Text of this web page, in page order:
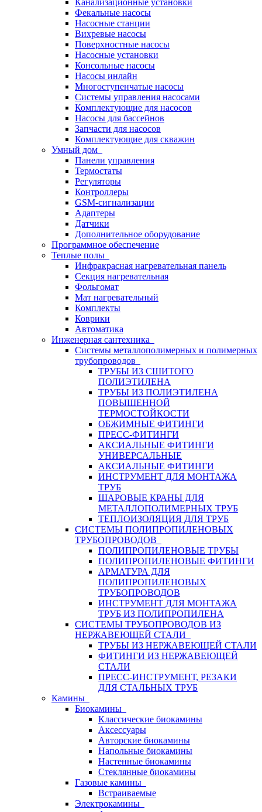
Канализационные установки
Фекальные насосы
Насосные станции
Вихревые насосы
Поверхностные насосы
Насосные установки
Консольные насосы
Насосы инлайн
Многоступенчатые насосы
Системы управления насосами
Комплектующие для насосов
Насосы для бассейнов
Запчасти для насосов
Комплектующие для скважин
Умный дом
Панели управления
Термостаты
Регуляторы
Контроллеры
GSM-сигнализации
Адаптеры
Датчики
Дополнительное оборудование
Программное обеспечение
Теплые полы
Инфракрасная нагревательная панель
Секция нагревательная
Фольгомат
Мат нагревательный
Комплекты
Коврики
Автоматика
Инженерная сантехника
Системы металлополимерных и полимерных
трубопроводов
ТРУБЫ ИЗ СШИТОГО
ПОЛИЭТИЛЕНА
ТРУБЫ ИЗ ПОЛИЭТИЛЕНА
ПОВЫШЕННОЙ
ТЕРМОСТОЙКОСТИ
ОБЖИМНЫЕ ФИТИНГИ
ПРЕСС-ФИТИНГИ
АКСИАЛЬНЫЕ ФИТИНГИ
УНИВЕРСАЛЬНЫЕ
АКСИАЛЬНЫЕ ФИТИНГИ
ИНСТРУМЕНТ ДЛЯ МОНТАЖА
ТРУБ
ШАРОВЫЕ КРАНЫ ДЛЯ
МЕТАЛЛОПОЛИМЕРНЫХ ТРУБ
ТЕПЛОИЗОЛЯЦИЯ ДЛЯ ТРУБ
СИСТЕМЫ ПОЛИПРОПИЛЕНОВЫХ
ТРУБОПРОВОДОВ
ПОЛИПРОПИЛЕНОВЫЕ ТРУБЫ
ПОЛИПРОПИЛЕНОВЫЕ ФИТИНГИ
АРМАТУРА ДЛЯ
ПОЛИПРОПИЛЕНОВЫХ
ТРУБОПРОВОДОВ
ИНСТРУМЕНТ ДЛЯ МОНТАЖА
ТРУБ ИЗ ПОЛИПРОПИЛЕНА
СИСТЕМЫ ТРУБОПРОВОДОВ ИЗ
НЕРЖАВЕЮЩЕЙ СТАЛИ
ТРУБЫ ИЗ НЕРЖАВЕЮЩЕЙ СТАЛИ
ФИТИНГИ ИЗ НЕРЖАВЕЮЩЕЙ
СТАЛИ
ПРЕСС-ИНСТРУМЕНТ, РЕЗАКИ
ДЛЯ СТАЛЬНЫХ ТРУБ
Камины
Биокамины
Классические биокамины
Аксессуары
Авторские биокамины
Напольные биокамины
Настенные биокамины
Стеклянные биокамины
Газовые камины
Встраиваемые
Электрокамины